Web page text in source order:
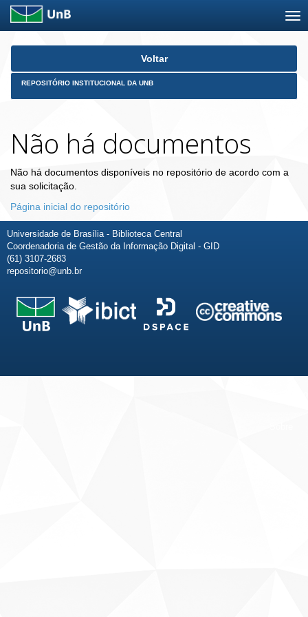
Skip
Voltar
REPOSITÓRIO INSTITUCIONAL DA UNB
Não há documentos
Não há documentos disponíveis no repositório de acordo com a
sua solicitação.
Página inicial do repositório
Universidade de Brasília - Biblioteca Central
Coordenadoria de Gestão da Informação Digital - GID
(61) 3107-2683
repositorio@unb.br